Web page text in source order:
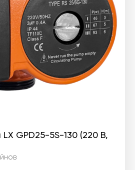
GPD25-5S-130 (220 В,